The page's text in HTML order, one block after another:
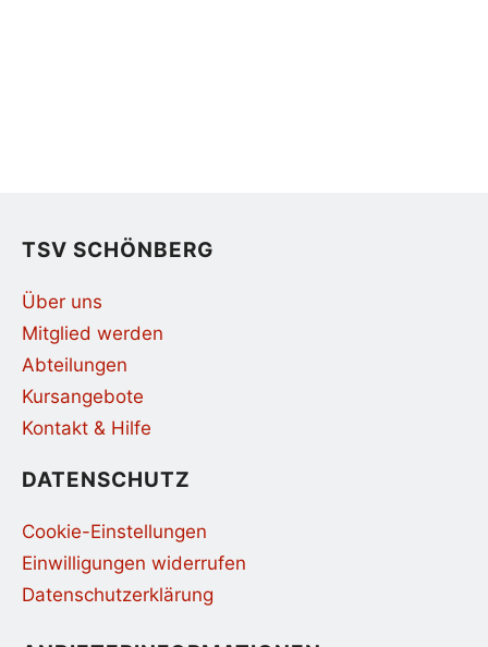
TSV SCHÖNBERG
Über uns
Mitglied werden
Abteilungen
Kursangebote
Kontakt & Hilfe
DATENSCHUTZ
Cookie-Einstellungen
Einwilligungen widerrufen
Datenschutzerklärung